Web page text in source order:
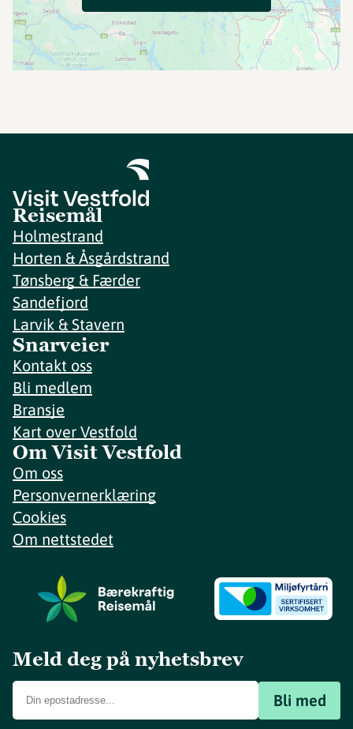
Reisemål
Holmestrand
Horten & Åsgårdstrand
Tønsberg & Færder
Sandefjord
Larvik & Stavern
Snarveier
Kontakt oss
Bli medlem
Bransje
Kart over Vestfold
Om Visit Vestfold
Om oss
Personvernerklæring
Cookies
Om nettstedet
Meld deg på nyhetsbrev
Bli med